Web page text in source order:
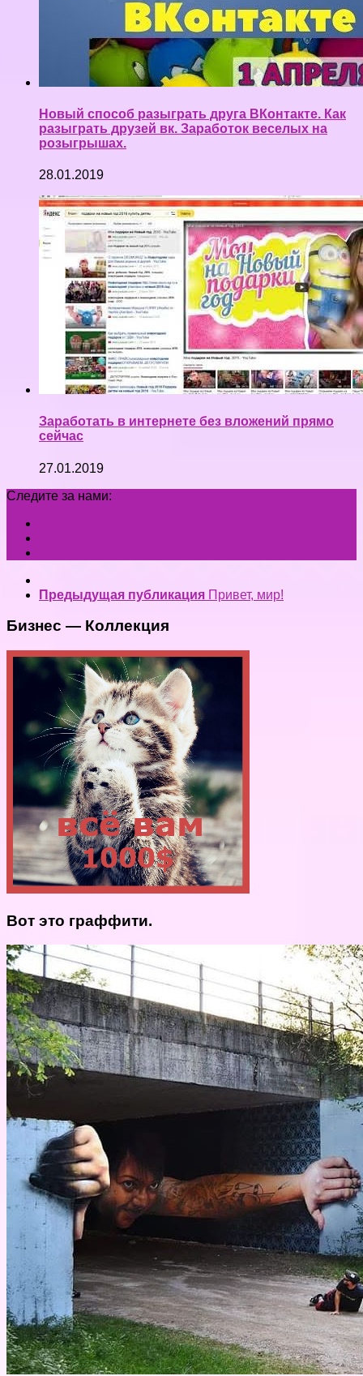
Новый способ разыграть друга ВКонтакте. Как
разыграть друзей вк. Заработок веселых на
розыгрышах.
28.01.2019
Заработать в интернете без вложений прямо
сейчас
27.01.2019
Следите за нами:
Предыдущая публикация Привет, мир!
Бизнес — Коллекция
Вот это граффити.